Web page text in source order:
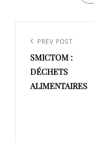
l’article
Previous
Post
PREV POST
SMICTOM :
DÉCHETS
ALIMENTAIRES